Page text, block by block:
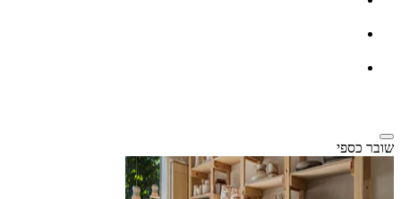
שובר כספי